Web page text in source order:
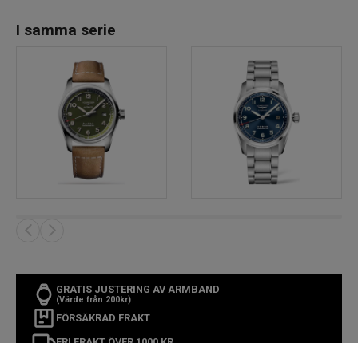
I samma serie
GRATIS JUSTERING AV ARMBAND
(Värde från 200kr)
FÖRSÄKRAD FRAKT